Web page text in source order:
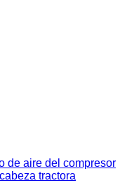
de aire del compresor
tractora